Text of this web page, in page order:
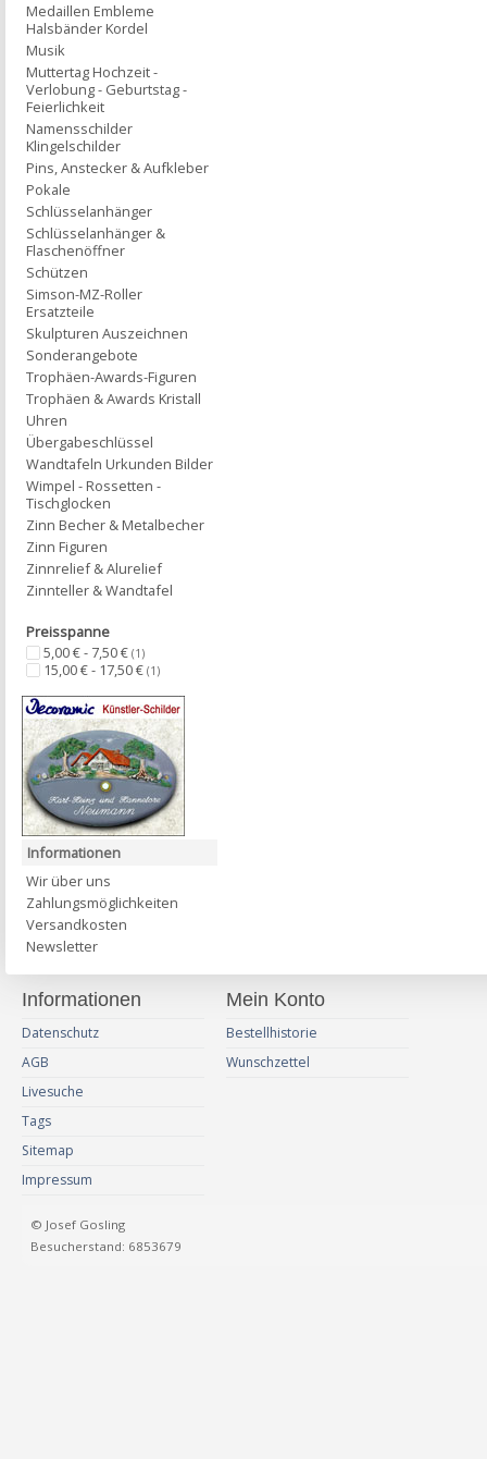
Medaillen Embleme
Halsbänder Kordel
Musik
Muttertag Hochzeit -
Verlobung - Geburtstag -
Feierlichkeit
Namensschilder
Klingelschilder
Pins, Anstecker & Aufkleber
Pokale
Schlüsselanhänger
Schlüsselanhänger &
Flaschenöffner
Schützen
Simson-MZ-Roller
Ersatzteile
Skulpturen Auszeichnen
Sonderangebote
Trophäen-Awards-Figuren
Trophäen & Awards Kristall
Uhren
Übergabeschlüssel
Wandtafeln Urkunden Bilder
Wimpel - Rossetten -
Tischglocken
Zinn Becher & Metalbecher
Zinn Figuren
Zinnrelief & Alurelief
Zinnteller & Wandtafel
Preisspanne
5,00 € - 7,50 € (1)
15,00 € - 17,50 € (1)
Informationen
Wir über uns
Zahlungsmöglichkeiten
Versandkosten
Newsletter
Informationen
Datenschutz
AGB
Livesuche
Tags
Sitemap
Impressum
Mein Konto
Bestellhistorie
Wunschzettel
© Josef Gosling
Besucherstand: 6853679